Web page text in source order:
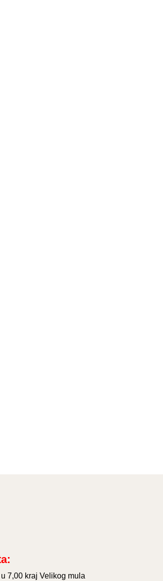
7,00 kraj Velikog mula